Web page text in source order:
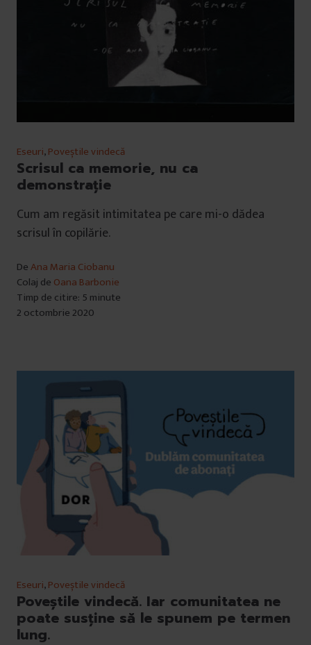
Eseuri,Poveștile vindecă
Scrisul ca memorie, nu ca
demonstrație
Cum am regăsit intimitatea pe care mi-o dădea
scrisul în copilărie.
DeAna Maria Ciobanu
Colaj de Oana Barbonie
Timp de citire: 5 minute
2 octombrie 2020
Eseuri,Poveștile vindecă
Poveștile vindecă. Iar comunitatea ne
poate susține să le spunem pe termen
lung.